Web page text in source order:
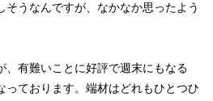
そうなんですが、なかなか思ったよう
、有難いことに好評で週末にもなる
っております。端材はどれもひとつひ